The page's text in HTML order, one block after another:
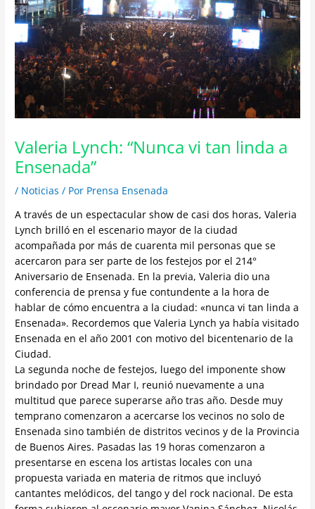
Valeria Lynch: “Nunca vi tan linda a
Ensenada”
/ Noticias / Por Prensa Ensenada
A través de un espectacular show de casi dos horas, Valeria
Lynch brilló en el escenario mayor de la ciudad
acompañada por más de cuarenta mil personas que se
acercaron para ser parte de los festejos por el 214°
Aniversario de Ensenada. En la previa, Valeria dio una
conferencia de prensa y fue contundente a la hora de
hablar de cómo encuentra a la ciudad: «nunca vi tan linda a
Ensenada». Recordemos que Valeria Lynch ya había visitado
Ensenada en el año 2001 con motivo del bicentenario de la
Ciudad.
La segunda noche de festejos, luego del imponente show
brindado por Dread Mar I, reunió nuevamente a una
multitud que parece superarse año tras año. Desde muy
temprano comenzaron a acercarse los vecinos no solo de
Ensenada sino también de distritos vecinos y de la Provincia
de Buenos Aires. Pasadas las 19 horas comenzaron a
presentarse en escena los artistas locales con una
propuesta variada en materia de ritmos que incluyó
cantantes melódicos, del tango y del rock nacional. De esta